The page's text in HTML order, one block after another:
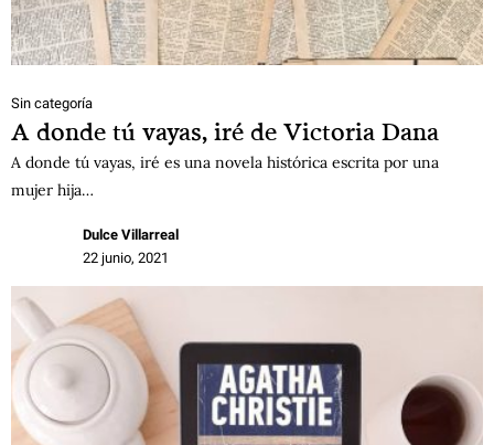
Sin categoría
A donde tú vayas, iré de Victoria Dana
A donde tú vayas, iré es una novela histórica escrita por una
mujer hija…
Dulce Villarreal
22 junio, 2021